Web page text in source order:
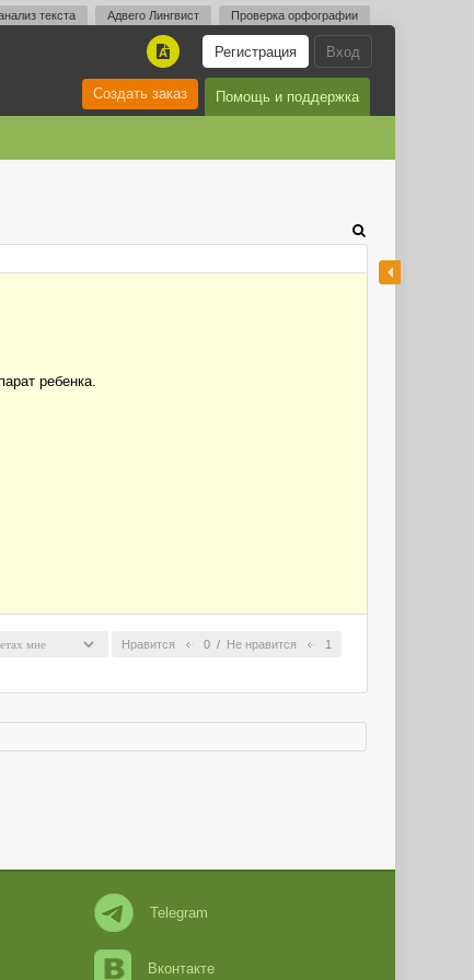
текста Адвего Лингвист Проверка орфографии
Вход
Регистрация
A
Помощь и поддержка
Создать заказ
ребенка.
Нравится 0 / Не нравится 1
Telegram
Вконтакте